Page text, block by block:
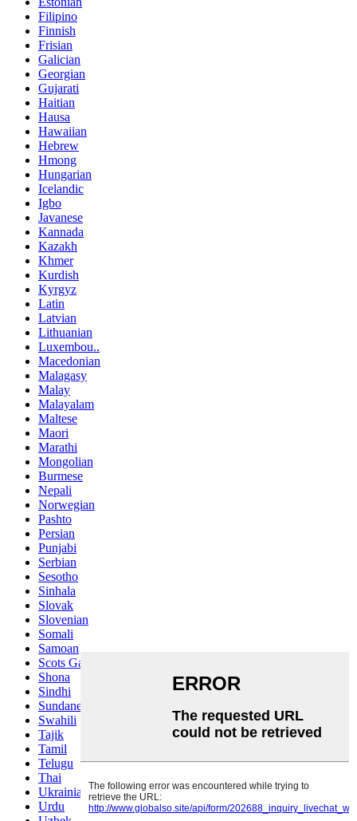
Filipino
Finnish
Frisian
Galician
Georgian
Gujarati
Haitian
Hausa
Hawaiian
Hebrew
Hmong
Hungarian
Icelandic
Igbo
Javanese
Kannada
Kazakh
Khmer
Kurdish
Kyrgyz
Latin
Latvian
Lithuanian
Luxembou..
Macedonian
Malagasy
Malay
Malayalam
Maltese
Maori
Marathi
Mongolian
Burmese
Nepali
Norwegian
Pashto
Persian
Punjabi
Serbian
Sesotho
Sinhala
Slovak
Slovenian
Somali
Samoan
Scots Gaelic
Shona
Sindhi
Sundanese
Swahili
Tajik
Tamil
Telugu
Thai
Ukrainian
Urdu